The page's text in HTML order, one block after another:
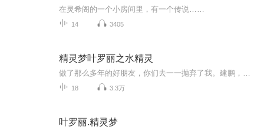
在灵希阁的一个小房间里，有一个传说……
14 3405
精灵梦叶罗丽之水精灵
18 3.3万
叶罗丽.精灵梦